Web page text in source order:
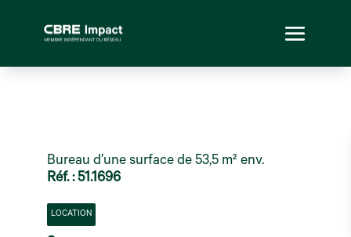
Bureau d’une surface de 53,5 m² env.
Réf. : 51.1696
LOCATION